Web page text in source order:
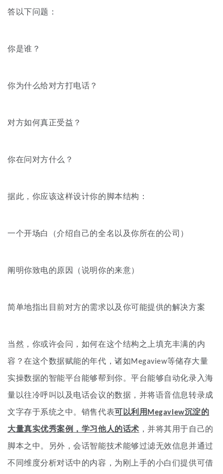
答以下问题：
你是谁？
你为什么给对方打电话？
对方如何真正受益？
你在问对方什么？
据此，你应该这样设计你的脚本结构：
一个开场白（介绍自己的全名以及你所在的公司）
阐明你致电的原因（说明你的来意）
简单地指出目前对方的需求以及你可能提供的解决方案
当然，你或许会问，如何在这个结构之上填充丰满的内
容？在这个数据赋能的年代，诸如Megaview等储存大量
实操数据的智能平台能够帮到你。平台能够自动化录入海
量以往冷呼叫以及电话会议的数据，并将语音信息转录成
文字存于系统之中。销售代表可以利用Megaview沉淀的
大量真实优秀案例，学习他人的话术 ，并将其用于自己的
脚本之中。另外，会话智能技术能够过滤无效信息并通过
不同维度分析对话中的内容，为刚上手的小白们提供可借